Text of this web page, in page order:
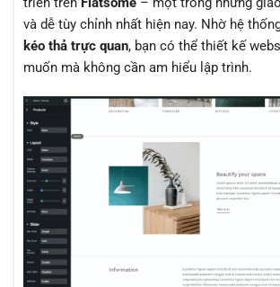
và dễ tùy chỉnh nhất hiện nay. Nhờ hệ
kéo thả trực quan, bạn có thể thiết kế
muốn mà không cần am hiểu lập trình.